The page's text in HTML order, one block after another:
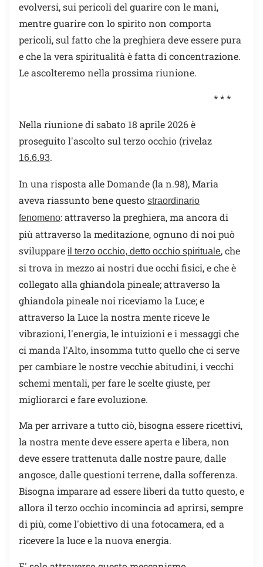
evolversi, sui pericoli del guarire con le mani,
mentre guarire con lo spirito non comporta
pericoli, sul fatto che la preghiera deve essere pura
e che la vera spiritualità è fatta di concentrazione.
Le ascolteremo nella prossima riunione.
* * *
Nella riunione di sabato 18 aprile 2026 è
proseguito l'ascolto sul terzo occhio (rivelaz
16.6.93.
In una risposta alle Domande (la n.98), Maria
aveva riassunto bene questo straordinario
fenomeno: attraverso la preghiera, ma ancora di
più attraverso la meditazione, ognuno di noi può
sviluppare il terzo occhio, detto occhio spirituale, che
si trova in mezzo ai nostri due occhi fisici, e che è
collegato alla ghiandola pineale; attraverso la
ghiandola pineale noi riceviamo la Luce; e
attraverso la Luce la nostra mente riceve le
vibrazioni, l'energia, le intuizioni e i messaggi che
ci manda l'Alto, insomma tutto quello che ci serve
per cambiare le nostre vecchie abitudini, i vecchi
schemi mentali, per fare le scelte giuste, per
migliorarci e fare evoluzione.
Ma per arrivare a tutto ciò, bisogna essere ricettivi,
la nostra mente deve essere aperta e libera, non
deve essere trattenuta dalle nostre paure, dalle
angosce, dalle questioni terrene, dalla sofferenza.
Bisogna imparare ad essere liberi da tutto questo, e
allora il terzo occhio incomincia ad aprirsi, sempre
di più, come l'obiettivo di una fotocamera, ed a
ricevere la luce e la nuova energia.